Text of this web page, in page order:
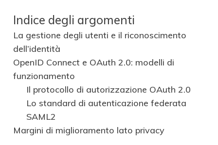
Indice degli argomenti
La gestione degli utenti e il riconoscimento
dell’identità
OpenID Connect e OAuth 2.0: modelli di
funzionamento
Il protocollo di autorizzazione OAuth 2.0
Lo standard di autenticazione federata
SAML2
Margini di miglioramento lato privacy